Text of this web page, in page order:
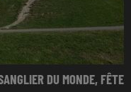
DU MONDE, FÊTE